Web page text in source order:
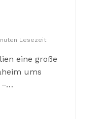
Lesezeit
eine große
ums
–…